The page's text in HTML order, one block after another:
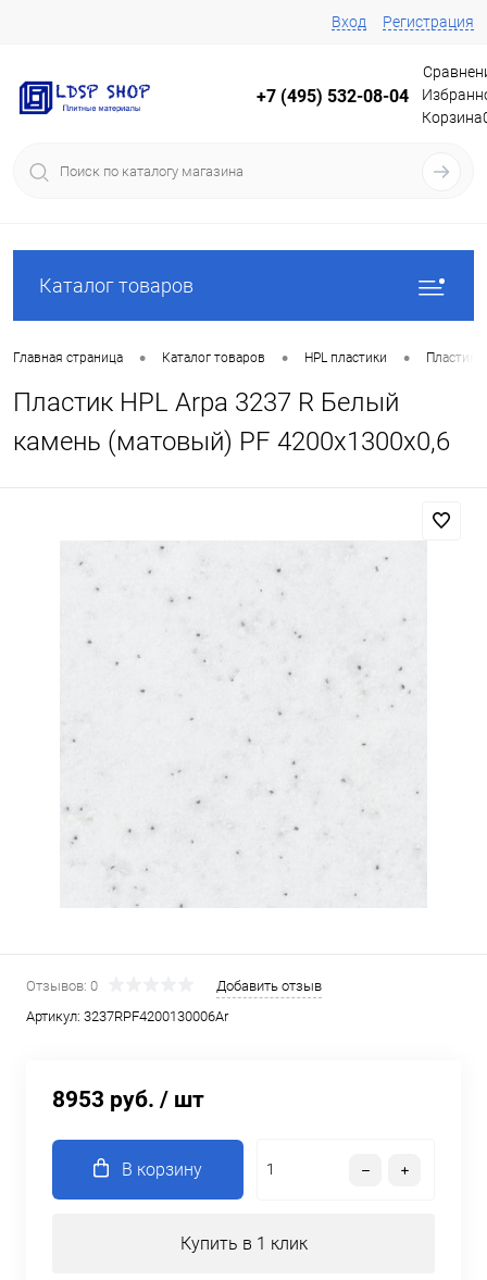
Вход Регистрация
+7 (495) 532-08-04
Корзина
Каталог товаров
Главная страница • Каталог товаров • HPL пластики • Пластики
Пластик HPL Arpa 3237 R Белый
камень (матовый) PF 4200x1300x0,6
Отзывов: 0
Добавить отзыв
Артикул: 3237RPF4200130006Ar
8953 руб. / шт
В корзину
Купить в 1 клик